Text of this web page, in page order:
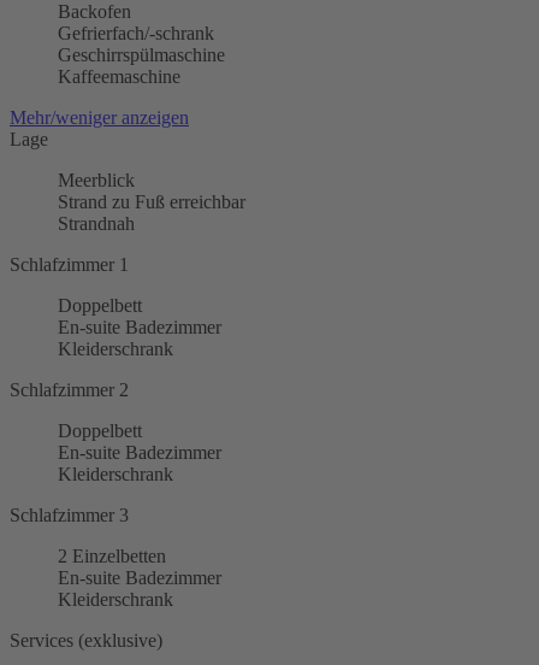
Backofen
Gefrierfach/-schrank
Geschirrspülmaschine
Kaffeemaschine
Mehr/weniger anzeigen
Lage
Meerblick
Strand zu Fuß erreichbar
Strandnah
Schlafzimmer 1
Doppelbett
En-suite Badezimmer
Kleiderschrank
Schlafzimmer 2
Doppelbett
En-suite Badezimmer
Kleiderschrank
Schlafzimmer 3
2 Einzelbetten
En-suite Badezimmer
Kleiderschrank
Services (exklusive)